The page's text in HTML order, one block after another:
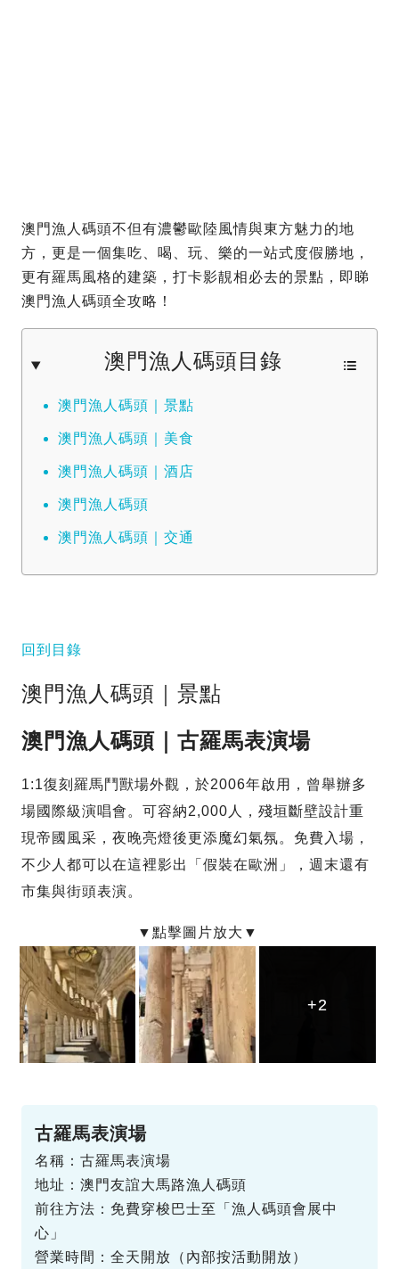
澳門漁人碼頭不但有濃鬱歐陸風情與東方魅力的地
方，更是一個集吃、喝、玩、樂的一站式度假勝地，
更有羅馬風格的建築，打卡影靚相必去的景點，即睇
澳門漁人碼頭全攻略！
澳門漁人碼頭目錄
澳門漁人碼頭｜景點
澳門漁人碼頭｜美食
澳門漁人碼頭｜酒店
澳門漁人碼頭
澳門漁人碼頭｜交通
回到目錄
澳門漁人碼頭｜景點
澳門漁人碼頭｜古羅馬表演場
1:1復刻羅馬鬥獸場外觀，於2006年啟用，曾舉辦多
場國際級演唱會。可容納2,000人，殘垣斷壁設計重
現帝國風采，夜晚亮燈後更添魔幻氣氛。免費入場，
不少人都可以在這裡影出「假裝在歐洲」，週末還有
市集與街頭表演。
+2
+2
+2
古羅馬表演場
名稱：古羅馬表演場
地址：澳門友誼大馬路漁人碼頭
前往方法：免費穿梭巴士至「漁人碼頭會展中
心」
營業時間：全天開放（內部按活動開放）